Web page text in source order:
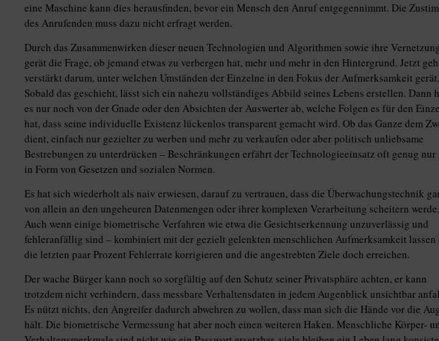
eine Maschine kann dies herausfinden, bevor ein Mensch den Anruf entgegennimmt. Die
des Anrufenden muss dazu nicht erfragt werden.
Durch das Zusammenwirken dieser neuen Technologien und Algorithmen sowie ihre
gerät die Frage, ob jemand etwas zu verbergen hat, mehr und mehr in den Hintergrund. Jetzt
verstärkt darum, unter welchen Umständen der Einzelne in den Fokus der Aufmerksamkeit gerät.
Sobald das geschieht, lässt sich ein nahezu vollständiges Abbild seines Lebens erstellen. Dann
es nur noch von der Gnade oder den Absichten der Auswerter ab, welche Folgen es für den
hat, dass seine individuelle Existenz lückenlos transparent gemacht wird. Ob das Ganze dem
dient, einfach nur gezielter zu werben und mehr zu verkaufen oder aber politisch unliebsame
Bestrebungen zu unterdrücken – Beschränkungen erfährt der Technologieeinsatz oft genug nur
in Form von Gesetzen und sozialen Normen.
Es hat sich wiederholt als naiv erwiesen, darauf zu vertrauen, dass die Überwachungstechnik
von allein an den ungeheuren Datenmengen oder ihrer komplexen Verarbeitung scheitern werde.
Auch wenn einige biometrische Verfahren wie etwa die Gesichtserkennung unzuverlässig und
fehleranfällig sind – kombiniert mit der gezielt gelenkten menschlichen Aufmerksamkeit lassen
die letzten paar Prozent Fehlerrate korrigieren und die angestrebten Ziele doch erreichen.
Der wache Bürger kann noch so sorgfältig auf den Schutz seiner Privatsphäre achten, er kann
trotzdem nicht verhindern, dass messbare Verhaltensdaten in jedem Augenblick unsichtbar
Es nützt nichts, den Angreifer dadurch abwehren zu wollen, dass man sich die Hände vor die
hält. Die biometrische Vermessung hat aber noch einen weiteren Haken. Menschliche Körper-